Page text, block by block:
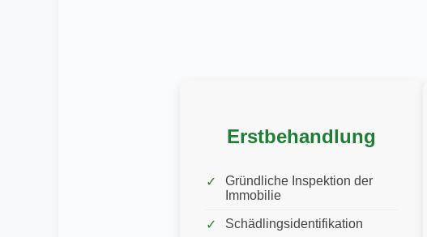
Erstbehandlung
Gründliche Inspektion der
Immobilie
Schädlingsidentifikation